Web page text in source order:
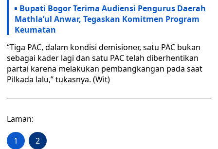
Bupati Bogor Terima Audiensi Pengurus Daerah
Mathla’ul Anwar, Tegaskan Komitmen Program
Keumatan
“Tiga PAC, dalam kondisi demisioner, satu PAC bukan
sebagai kader lagi dan satu PAC telah diberhentikan
partai karena melakukan pembangkangan pada saat
Pilkada lalu,” tukasnya. (Wit)
Laman:
1 2